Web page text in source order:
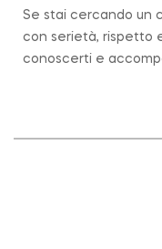
Se stai cercando un
con serietà, rispetto
conoscerti e